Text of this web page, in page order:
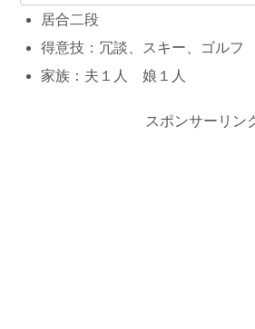
居合二段
得意技：冗談、スキー、ゴルフ
家族：夫１人 娘１人
スポンサーリン